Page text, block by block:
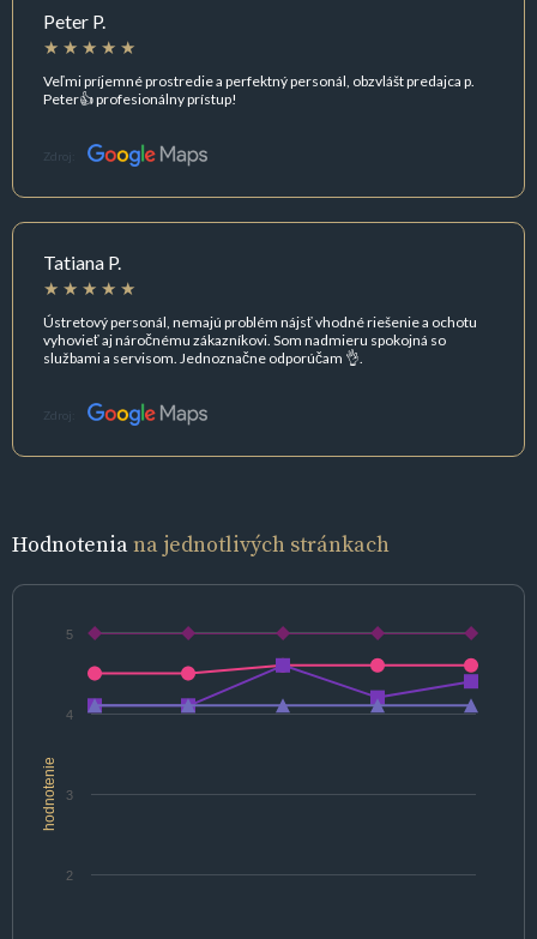
Peter P.
Veľmi príjemné prostredie a perfektný personál, obzvlášt predajca p.
Peter👍 profesionálny prístup!
Zdroj:
Tatiana P.
Ústretový personál, nemajú problém nájsť vhodné riešenie a ochotu
vyhovieť aj náročnému zákazníkovi. Som nadmieru spokojná so
službami a servisom. Jednoznačne odporúčam 👌.
Zdroj:
Hodnoteniana jednotlivých stránkach
hodnotenie
2
3
4
5